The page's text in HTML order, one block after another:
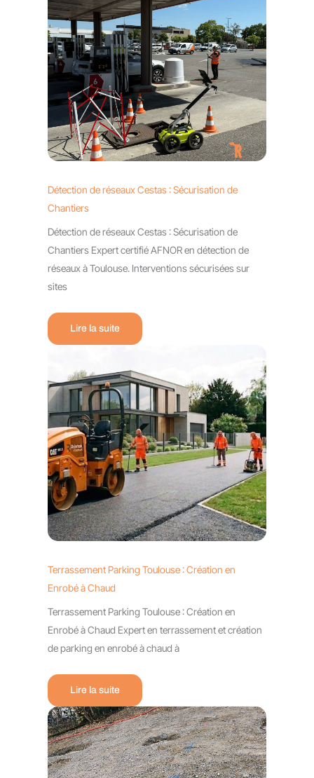
Détection de réseaux Cestas : Sécurisation de
Chantiers
Détection de réseaux Cestas : Sécurisation de
Chantiers Expert certifié AFNOR en détection de
réseaux à Toulouse. Interventions sécurisées sur
sites
Lire la suite
Terrassement Parking Toulouse : Création en
Enrobé à Chaud
Terrassement Parking Toulouse : Création en
Enrobé à Chaud Expert en terrassement et création
de parking en enrobé à chaud à
Lire la suite